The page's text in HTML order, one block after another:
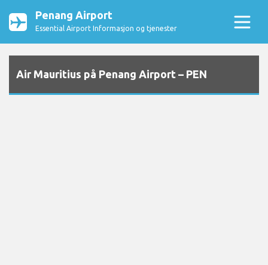
Penang Airport
Essential Airport Informasjon og tjenester
Air Mauritius på Penang Airport – PEN